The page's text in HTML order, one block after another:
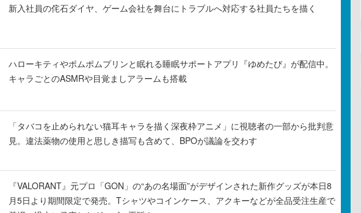
新入社員の侘石ダイヤ、ゲーム会社を舞台にトラブルへ対応する社員たちを描く
ハローキティやポムポムプリンと眠れる睡眠サポートアプリ『ゆめたび』が配信中。
キャラごとのASMRや目覚ましアラームも搭載
「タバコを止められない猫耳キャラを描く深夜枠アニメ」に視聴者の一部から批判意
見。違法薬物の使用と思しき描写も含めて、BPOが議論を交わす
『VALORANT』元プロ「GON」の“あの名場面”がデザインされた新作グッズが本日8
月5日より期間限定で発売。Tシャツやコインケース、アクキーなどが全品受注生産で